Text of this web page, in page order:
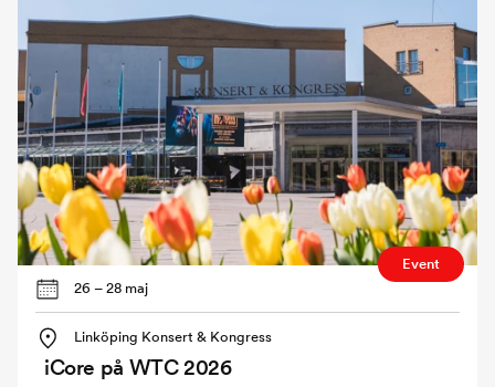
Event
26 – 28 maj
Linköping Konsert & Kongress
iCore på WTC 2026